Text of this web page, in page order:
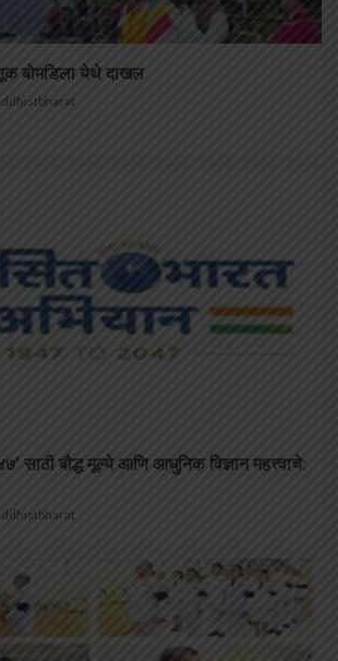
बोमडिला येथे दाखल
साठी बौद्ध मूल्ये आणि आधुनिक विज्ञान महत्त्वाचे: